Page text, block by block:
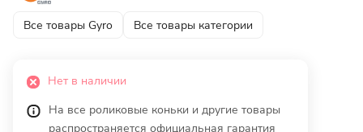
Все товары Gyro Все товары категории
Нет в наличии
На все роликовые коньки и другие товары
распространяется официальная гарантия